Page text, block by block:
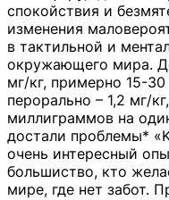
спокойствия и
изменения
в тактильной и
окружающего мира.
мг/кг, примерно 15-
перорально – 1,2 мг/
миллиграммов на
достали проблемы*
очень интересный
большиство, кто
мире, где нет забот.